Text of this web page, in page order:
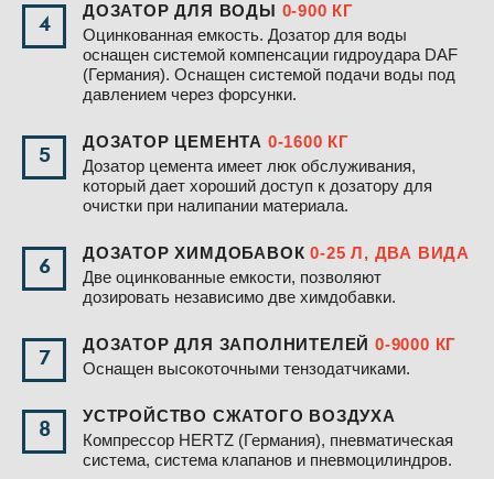
4
ДОЗАТОР ДЛЯ ВОДЫ 0-900 КГ
Оцинкованная емкость. Дозатор для воды
оснащен системой компенсации гидроудара DAF
(Германия). Оснащен системой подачи воды под
давлением через форсунки.
5
ДОЗАТОР ЦЕМЕНТА 0-1600 КГ
Дозатор цемента имеет люк обслуживания,
который дает хороший доступ к дозатору для
очистки при налипании материала.
6
ДОЗАТОР ХИМДОБАВОК0-25 Л, ДВА ВИДА
Две оцинкованные емкости, позволяют
дозировать независимо две химдобавки.
7
ДОЗАТОР ДЛЯ ЗАПОЛНИТЕЛЕЙ0-9000 КГ
Оснащен высокоточными тензодатчиками.
8
УСТРОЙСТВО СЖАТОГО ВОЗДУХА
Компрессор HERTZ (Германия), пневматическая
система, система клапанов и пневмоцилиндров.